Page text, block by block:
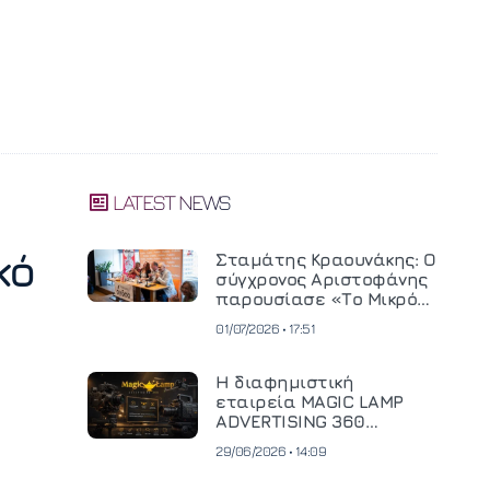
LATEST NEWS
Σταμάτης Κραουνάκης: Ο
σύγχρονος Αριστοφάνης
παρουσίασε «Το Μικρό
01/07/2026 • 17:51
Η διαφημιστική
εταιρεία MAGIC LAMP
ADVERTISING 360
κινηματογραφική
29/06/2026 • 14:09